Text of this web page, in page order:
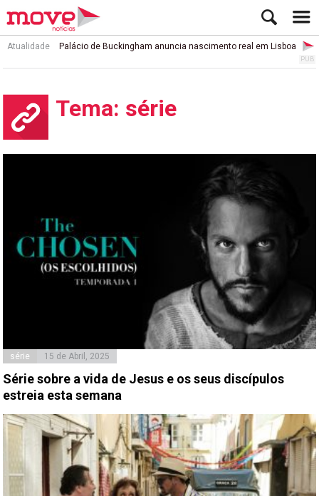
Atualidade Palácio de Buckingham anuncia nascimento real em Lisboa
Tema: série
série 15 de Abril, 2025
Série sobre a vida de Jesus e os seus discípulos
estreia esta semana